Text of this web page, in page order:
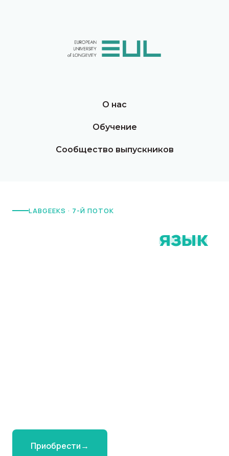
О нас
Обучение
Сообщество выпускников
7.0
LABGEEKS · 7-Й ПОТОК
Анализы — этоязык,
Приобрести